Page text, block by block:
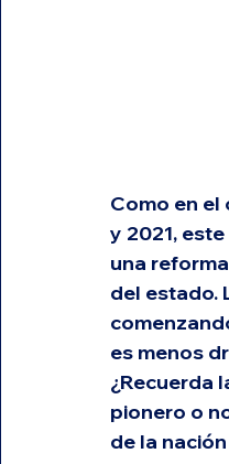
Como en
y 2021,
una
del estado.
es menos
¿Recuerda
pionero o
de la